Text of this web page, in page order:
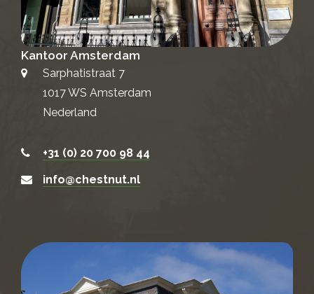
Kantoor Amsterdam
Sarphatistraat 7
1017 WS Amsterdam
Nederland
+31 (0) 20 700 98 44
info@chestnut.nl